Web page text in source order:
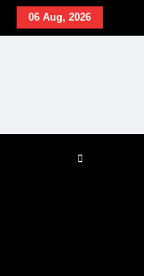
06 Aug, 2026